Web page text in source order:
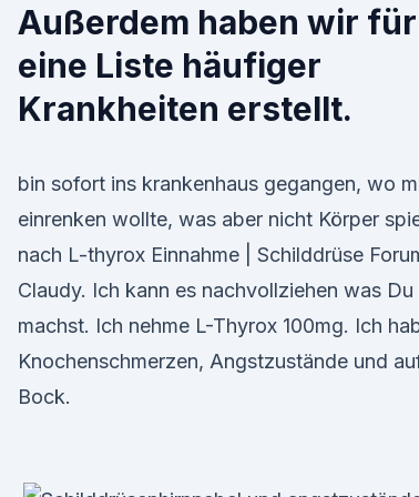
Außerdem haben wir
eine Liste häufiger
Krankheiten erstellt.
bin sofort ins krankenhaus gegangen, wo
einrenken wollte, was aber nicht Körper
nach L-thyrox Einnahme | Schilddrüse
Claudy. Ich kann es nachvollziehen was Du
machst. Ich nehme L-Thyrox 100mg. Ich
Knochenschmerzen, Angstzustände und
Bock.